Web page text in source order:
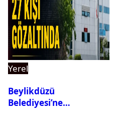
Yerel
Beylikdüzü
Belediyesi’ne